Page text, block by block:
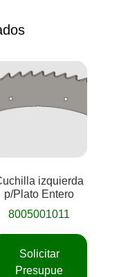
izquierda
p/Plato Entero
8005001011
Solicitar
Presupue